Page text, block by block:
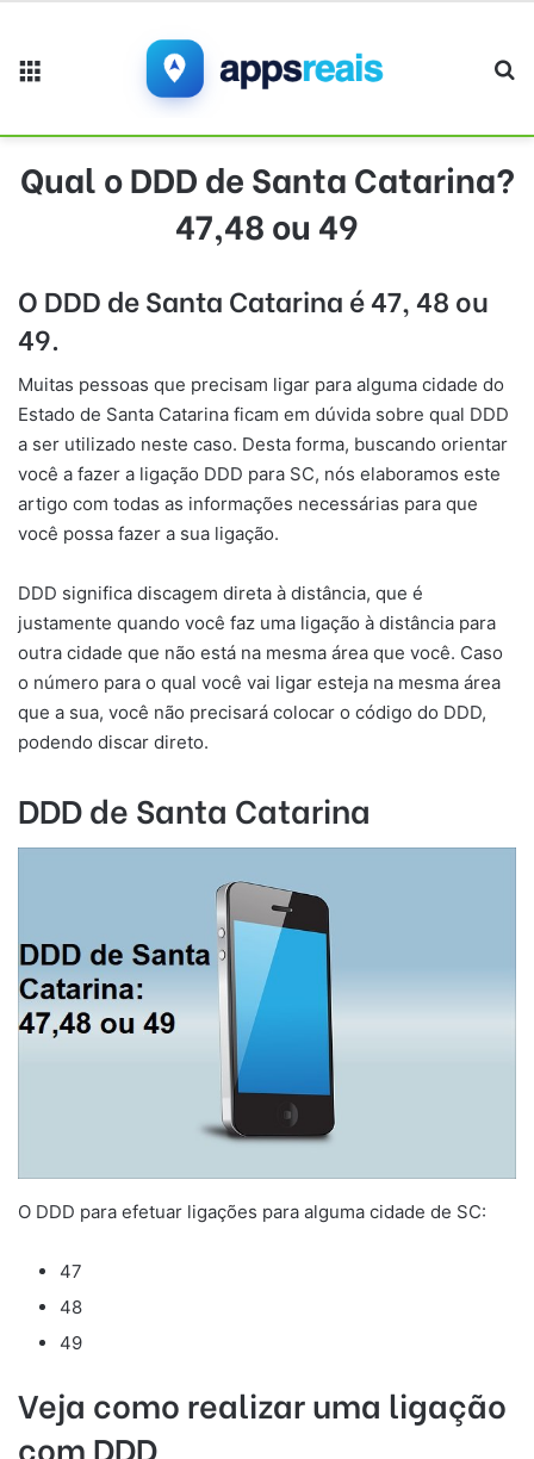
Qual o DDD de Santa Catarina?
47,48 ou 49
O DDD de Santa Catarina é 47, 48 ou
49.
Muitas pessoas que precisam ligar para alguma cidade do
Estado de Santa Catarina ficam em dúvida sobre qual DDD
a ser utilizado neste caso. Desta forma, buscando orientar
você a fazer a ligação DDD para SC, nós elaboramos este
artigo com todas as informações necessárias para que
você possa fazer a sua ligação.
DDD significa discagem direta à distância, que é
justamente quando você faz uma ligação à distância para
outra cidade que não está na mesma área que você. Caso
o número para o qual você vai ligar esteja na mesma área
que a sua, você não precisará colocar o código do DDD,
podendo discar direto.
DDD de Santa Catarina
O DDD para efetuar ligações para alguma cidade de SC:
47
48
49
Veja como realizar uma ligação
com DDD